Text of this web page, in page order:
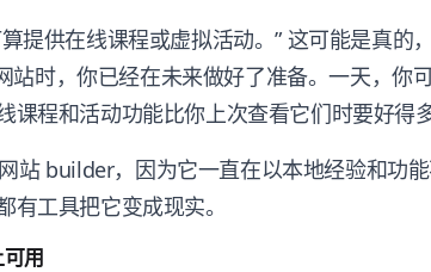
提供在线课程或虚拟活动。” 这可能是真的
时，你已经在未来做好了准备。一天，你可
课程和活动功能比你上次查看它们时要好得多
站 builder，因为它一直在以本地经验和功
有工具把它变成现实。
用